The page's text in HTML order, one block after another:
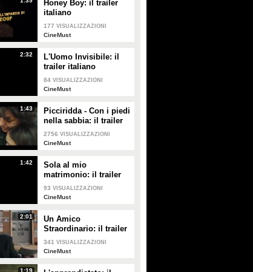
Honey Boy: il trailer
italiano
177 VISUALIZZAZIONI
CineMust
2:32
L'Uomo Invisibile: il
trailer italiano
84 VISUALIZZAZIONI
CineMust
1:43
Picciridda - Con i piedi
nella sabbia: il trailer
italiano
2756 VISUALIZZAZIONI
CineMust
1:42
Sola al mio
matrimonio: il trailer
italiano
93 VISUALIZZAZIONI
CineMust
2:01
Un Amico
Straordinario: il trailer
italiano
341 VISUALIZZAZIONI
CineMust
1:19
CineMust